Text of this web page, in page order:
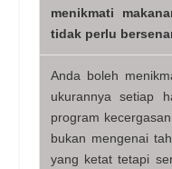
menikmati
tidak perlu
Anda boleh
ukurannya setiap
program
bukan mengenai
yang ketat tetapi